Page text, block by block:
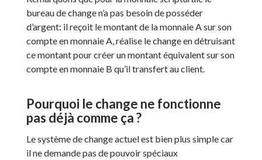
bureau de change n’a pas besoin de posséder
d’argent: il reçoit le montant de la monnaie A sur son
compte en monnaie A, réalise le change en détruisant
ce montant pour créer un montant équivalent sur son
compte en monnaie B qu’il transfert au client.
Pourquoi le change ne fonctionne
pas déjà comme ça ?
Le système de change actuel est bien plus simple car
il ne demande pas de pouvoir spéciaux